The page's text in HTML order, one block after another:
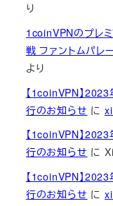
り
1coinVPNのプレ
戦 ファントムパレ
より
【1coinVPN】
行のお知らせ に
【1coinVPN】
行のお知らせ に
【1coinVPN】
行のお知らせ に